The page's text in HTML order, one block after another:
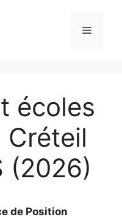
Menu
écoles
Créteil
(2026)
de Position